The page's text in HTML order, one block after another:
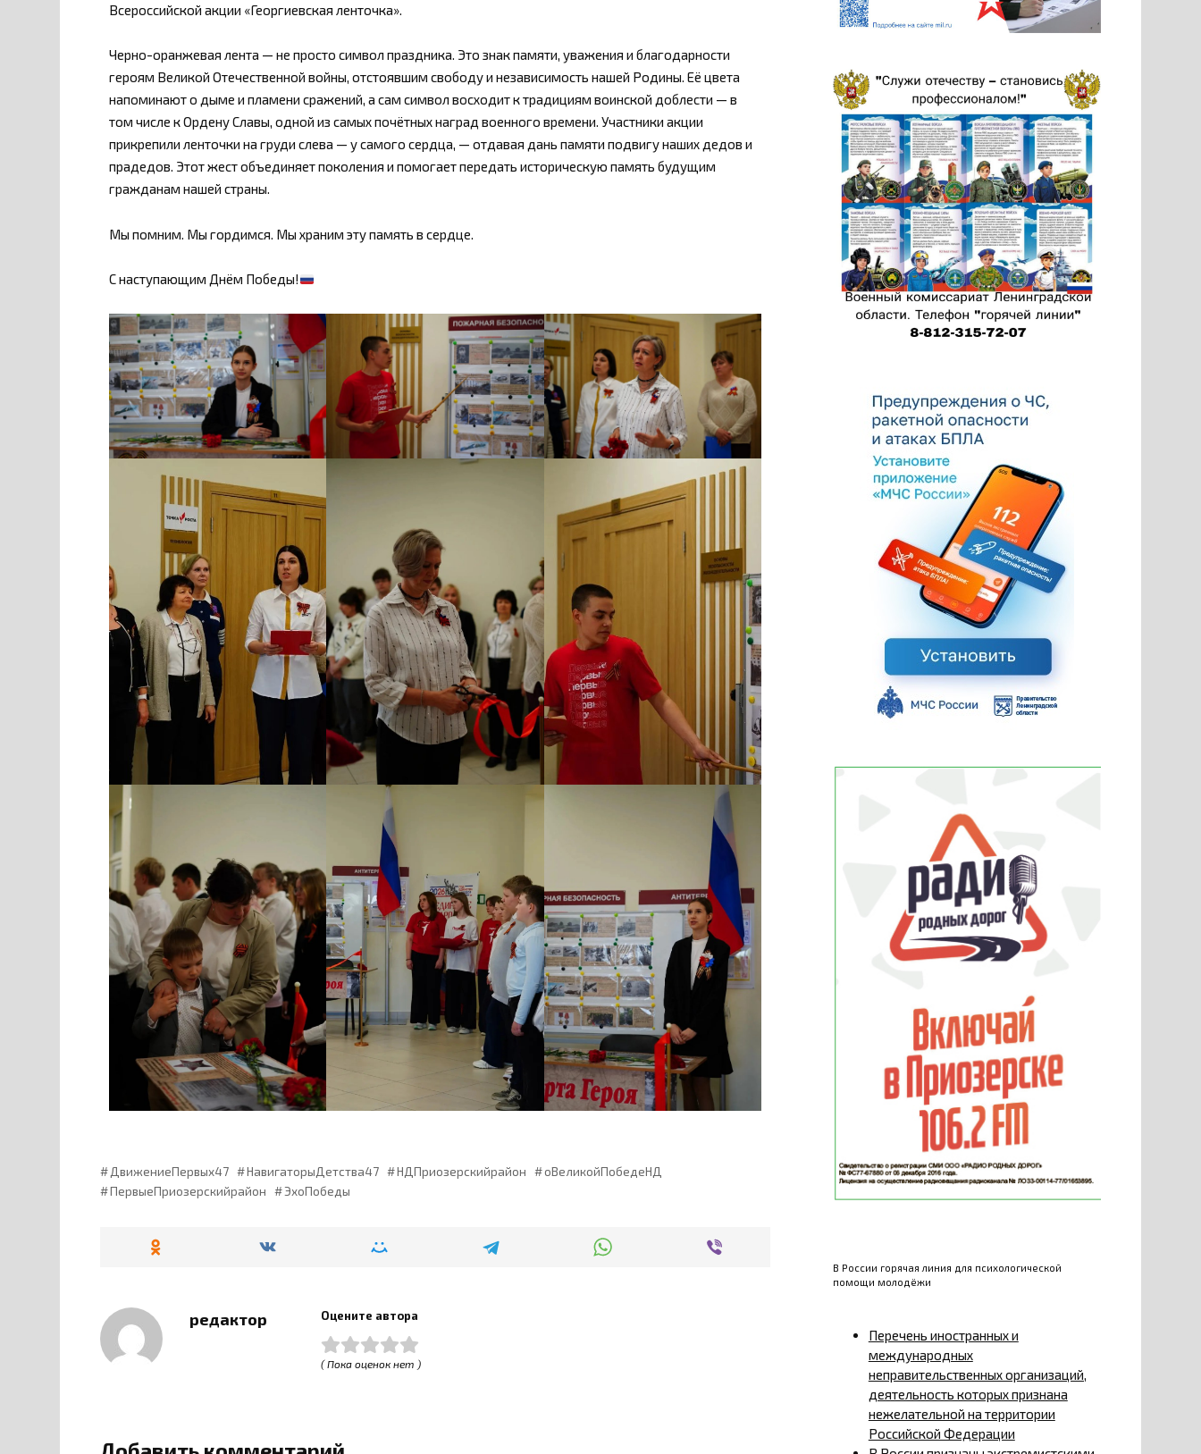
Всероссийской акции «Георгиевская ленточка».
Черно-оранжевая лента — не просто символ праздника. Это знак памяти, уважения и благодарности
героям Великой Отечественной войны, отстоявшим свободу и независимость нашей Родины. Её цвета
напоминают о дыме и пламени сражений, а сам символ восходит к традициям воинской доблести — в
том числе к Ордену Славы, одной из самых почётных наград военного времени. Участники акции
прикрепили ленточки на груди слева — у самого сердца, — отдавая дань памяти подвигу наших дедов и
прадедов. Этот жест объединяет поколения и помогает передать историческую память будущим
гражданам нашей страны.
Мы помним. Мы гордимся. Мы храним эту память в сердце.
С наступающим Днём Победы!
ДвижениеПервых47 НавигаторыДетства47 НДПриозерскийрайон
оВеликойПобедеНД
ПервыеПриозерскийрайон
ЭхоПобеды
редактор Оцените автора
( Пока оценок нет )
В России горячая линия для психологической
помощи молодёжи
Перечень иностранных и
международных
неправительственных организаций,
деятельность которых признана
нежелательной на территории
Российской Федерации